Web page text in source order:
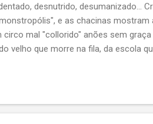
desnutrido, desumanizado...
e as chacinas mostram
mal "collorido" anões sem
velho que morre na fila, da escola